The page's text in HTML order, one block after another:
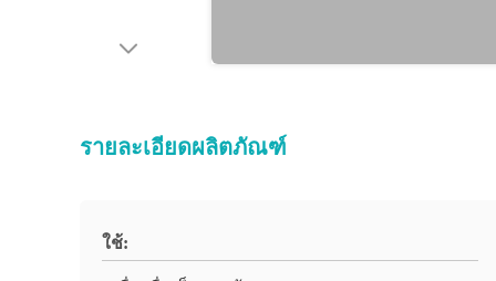
รายละเอียดผลิตภัณฑ์
ใช้: